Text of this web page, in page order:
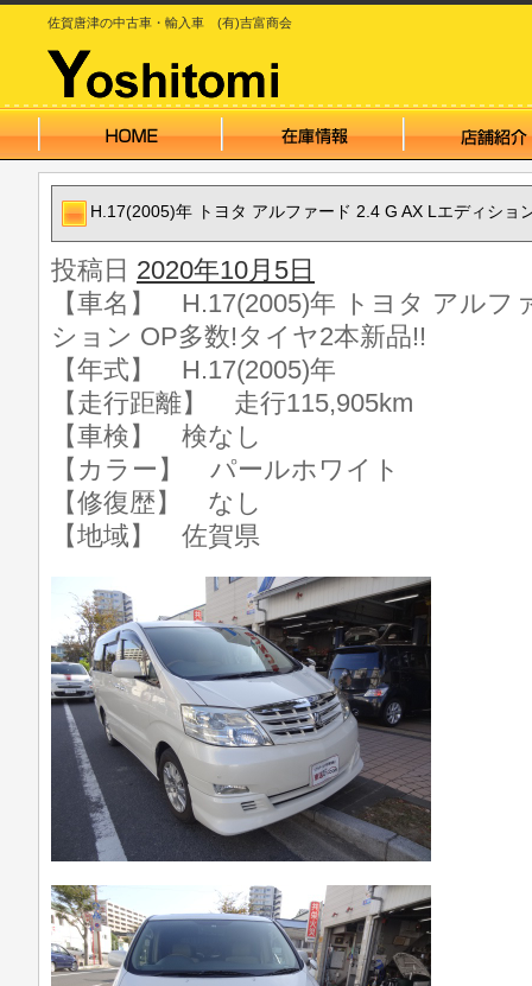
佐賀唐津の中古車・輸入車 (有)吉富商会
H.17(2005)年 トヨタ アルファード 2.4 G AX Lエディショ
投稿日 2020年10月5日
【車名】 H.17(2005)年 トヨタ アルフ
ション OP多数!タイヤ2本新品!!
【年式】 H.17(2005)年
【走行距離】 走行115,905km
【車検】 検なし
【カラー】 パールホワイト
【修復歴】 なし
【地域】 佐賀県